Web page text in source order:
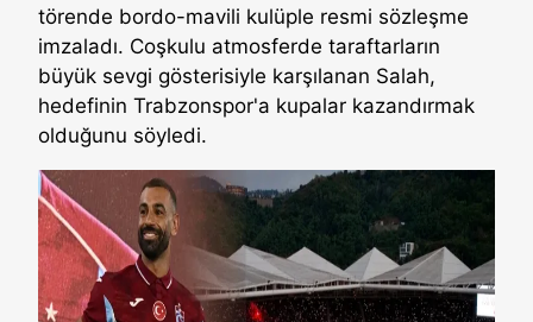
törende bordo-mavili kulüple resmi sözleşme
imzaladı. Coşkulu atmosferde taraftarların
büyük sevgi gösterisiyle karşılanan Salah,
hedefinin Trabzonspor'a kupalar kazandırmak
olduğunu söyledi.